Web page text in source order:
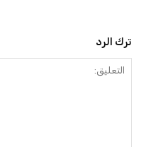
ترك الرد